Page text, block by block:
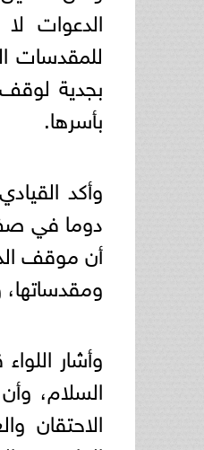
الدعوات
للمقدسات
بجدية
بأسرها.
وأكد
دوما في
أن موقف
وأشار
السلام،
الاحتقان